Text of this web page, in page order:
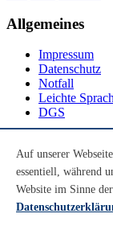
Allgemeines
Impressum
Datenschutz
Notfall
Leichte
DGS
Youtube
Instagram
LinkedIn
Auf unserer
essentiell, während
Website im Sinne